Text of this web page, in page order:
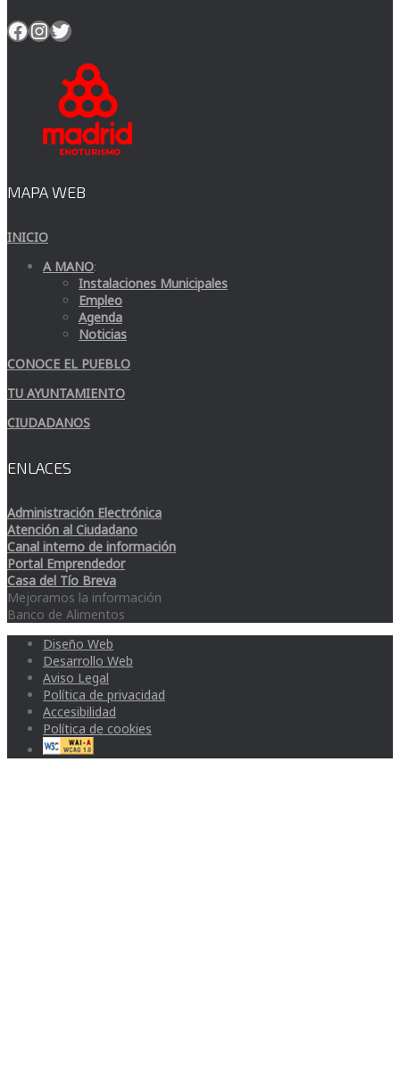
Facebook
Instagram
Twitter
MAPA WEB
INICIO
A MANO:
Instalaciones Municipales
Empleo
Agenda
Noticias
CONOCE EL PUEBLO
TU AYUNTAMIENTO
CIUDADANOS
ENLACES
Administración Electrónica
Atención al Ciudadano
Canal interno de información
Portal Emprendedor
Casa del Tío Breva
Mejoramos la información
Banco de Alimentos
Diseño Web
Desarrollo Web
Aviso Legal
Política de privacidad
Accesibilidad
Política de cookies